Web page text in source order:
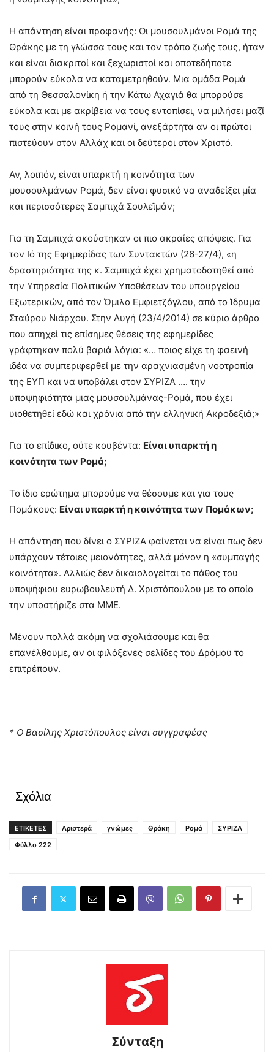
Η απάντηση είναι προφανής: Οι μουσουλμάνοι Ρομά της
Θράκης με τη γλώσσα τους και τον τρόπο ζωής τους, ήταν
και είναι διακριτοί και ξεχωριστοί και οποτεδήποτε
μπορούν εύκολα να καταμετρηθούν. Μια ομάδα Ρομά
από τη Θεσσαλονίκη ή την Κάτω Αχαγιά θα μπορούσε
εύκολα και με ακρίβεια να τους εντοπίσει, να μιλήσει μαζί
τους στην κοινή τους Ρομανί, ανεξάρτητα αν οι πρώτοι
πιστεύουν στον Αλλάχ και οι δεύτεροι στον Χριστό.
Αν, λοιπόν, είναι υπαρκτή η κοινότητα των
μουσουλμάνων Ρομά, δεν είναι φυσικό να αναδείξει μία
και περισσότερες Σαμπιχά Σουλεϊμάν;
Για τη Σαμπιχά ακούστηκαν οι πιο ακραίες απόψεις. Για
τον Ιό της Εφημερίδας των Συντακτών (26-27/4), «η
δραστηριότητα της κ. Σαμπιχά έχει χρηματοδοτηθεί από
την Υπηρεσία Πολιτικών Υποθέσεων του υπουργείου
Εξωτερικών, από τον Όμιλο Εμφιετζόγλου, από το Ίδρυμα
Σταύρου Νιάρχου. Στην Αυγή (23/4/2014) σε κύριο άρθρο
που απηχεί τις επίσημες θέσεις της εφημερίδες
γράφτηκαν πολύ βαριά λόγια: «… ποιος είχε τη φαεινή
ιδέα να συμπεριφερθεί με την αραχνιασμένη νοοτροπία
της ΕΥΠ και να υποβάλει στον ΣΥΡΙΖΑ …. την
υποψηφιότητα μιας μουσουλμάνας-Ρομά, που έχει
υιοθετηθεί εδώ και χρόνια από την ελληνική Ακροδεξιά;»
Για το επίδικο, ούτε κουβέντα: Είναι υπαρκτή η
κοινότητα των Ρομά;
Το ίδιο ερώτημα μπορούμε να θέσουμε και για τους
Πομάκους: Είναι υπαρκτή η κοινότητα των Πομάκων;
Η απάντηση που δίνει ο ΣΥΡΙΖΑ φαίνεται να είναι πως δεν
υπάρχουν τέτοιες μειονότητες, αλλά μόνον η «συμπαγής
κοινότητα». Αλλιώς δεν δικαιολογείται το πάθος του
υποψήφιου ευρωβουλευτή Δ. Χριστόπουλου με το οποίο
την υποστήριζε στα ΜΜΕ.
Μένουν πολλά ακόμη να σχολιάσουμε και θα
επανέλθουμε, αν οι φιλόξενες σελίδες του Δρόμου το
επιτρέπουν.
* Ο Βασίλης Χριστόπουλος είναι συγγραφέας
Σχόλια
ΕΤΙΚΕΤΕΣ Αριστερά γνώμες Θράκη Ρομά
ΣΥΡΙΖΑ
Φύλλο 222
Σύνταξη